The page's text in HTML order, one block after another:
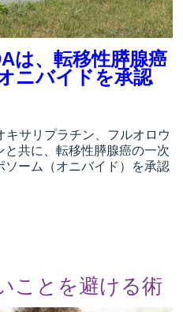
は、転移性膵腺癌
ニバイドを承認
サリプラチン、フルオロウ
共に、転移性膵腺癌の一次
ーム（オニバイド）を承認
ことを避ける術